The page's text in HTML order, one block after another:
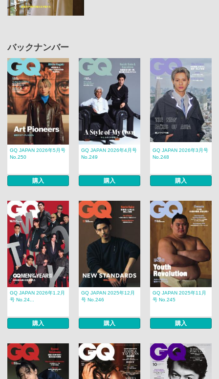
バックナンバー
GQ JAPAN 2026年5月号
No.250
購入
GQ JAPAN 2026年4月号
No.249
購入
GQ JAPAN 2026年3月号
No.248
購入
GQ JAPAN 2026年1.2月
号 No.24...
購入
GQ JAPAN 2025年12月
号 No.246
購入
GQ JAPAN 2025年11月
号 No.245
購入